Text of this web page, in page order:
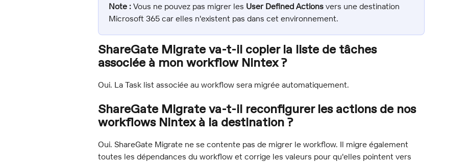
Note : Vous ne pouvez pas migrer les User Defined Actions vers une destination
Microsoft 365 car elles n'existent pas dans cet environnement.
ShareGate Migrate va-t-il copier la liste de tâches
associée à mon workflow Nintex ?
Oui. La Task list associée au workflow sera migrée automatiquement.
ShareGate Migrate va-t-il reconfigurer les actions de nos
workflows Nintex à la destination ?
Oui. ShareGate Migrate ne se contente pas de migrer le workflow. Il migre également
toutes les dépendances du workflow et corrige les valeurs pour qu'elles pointent vers